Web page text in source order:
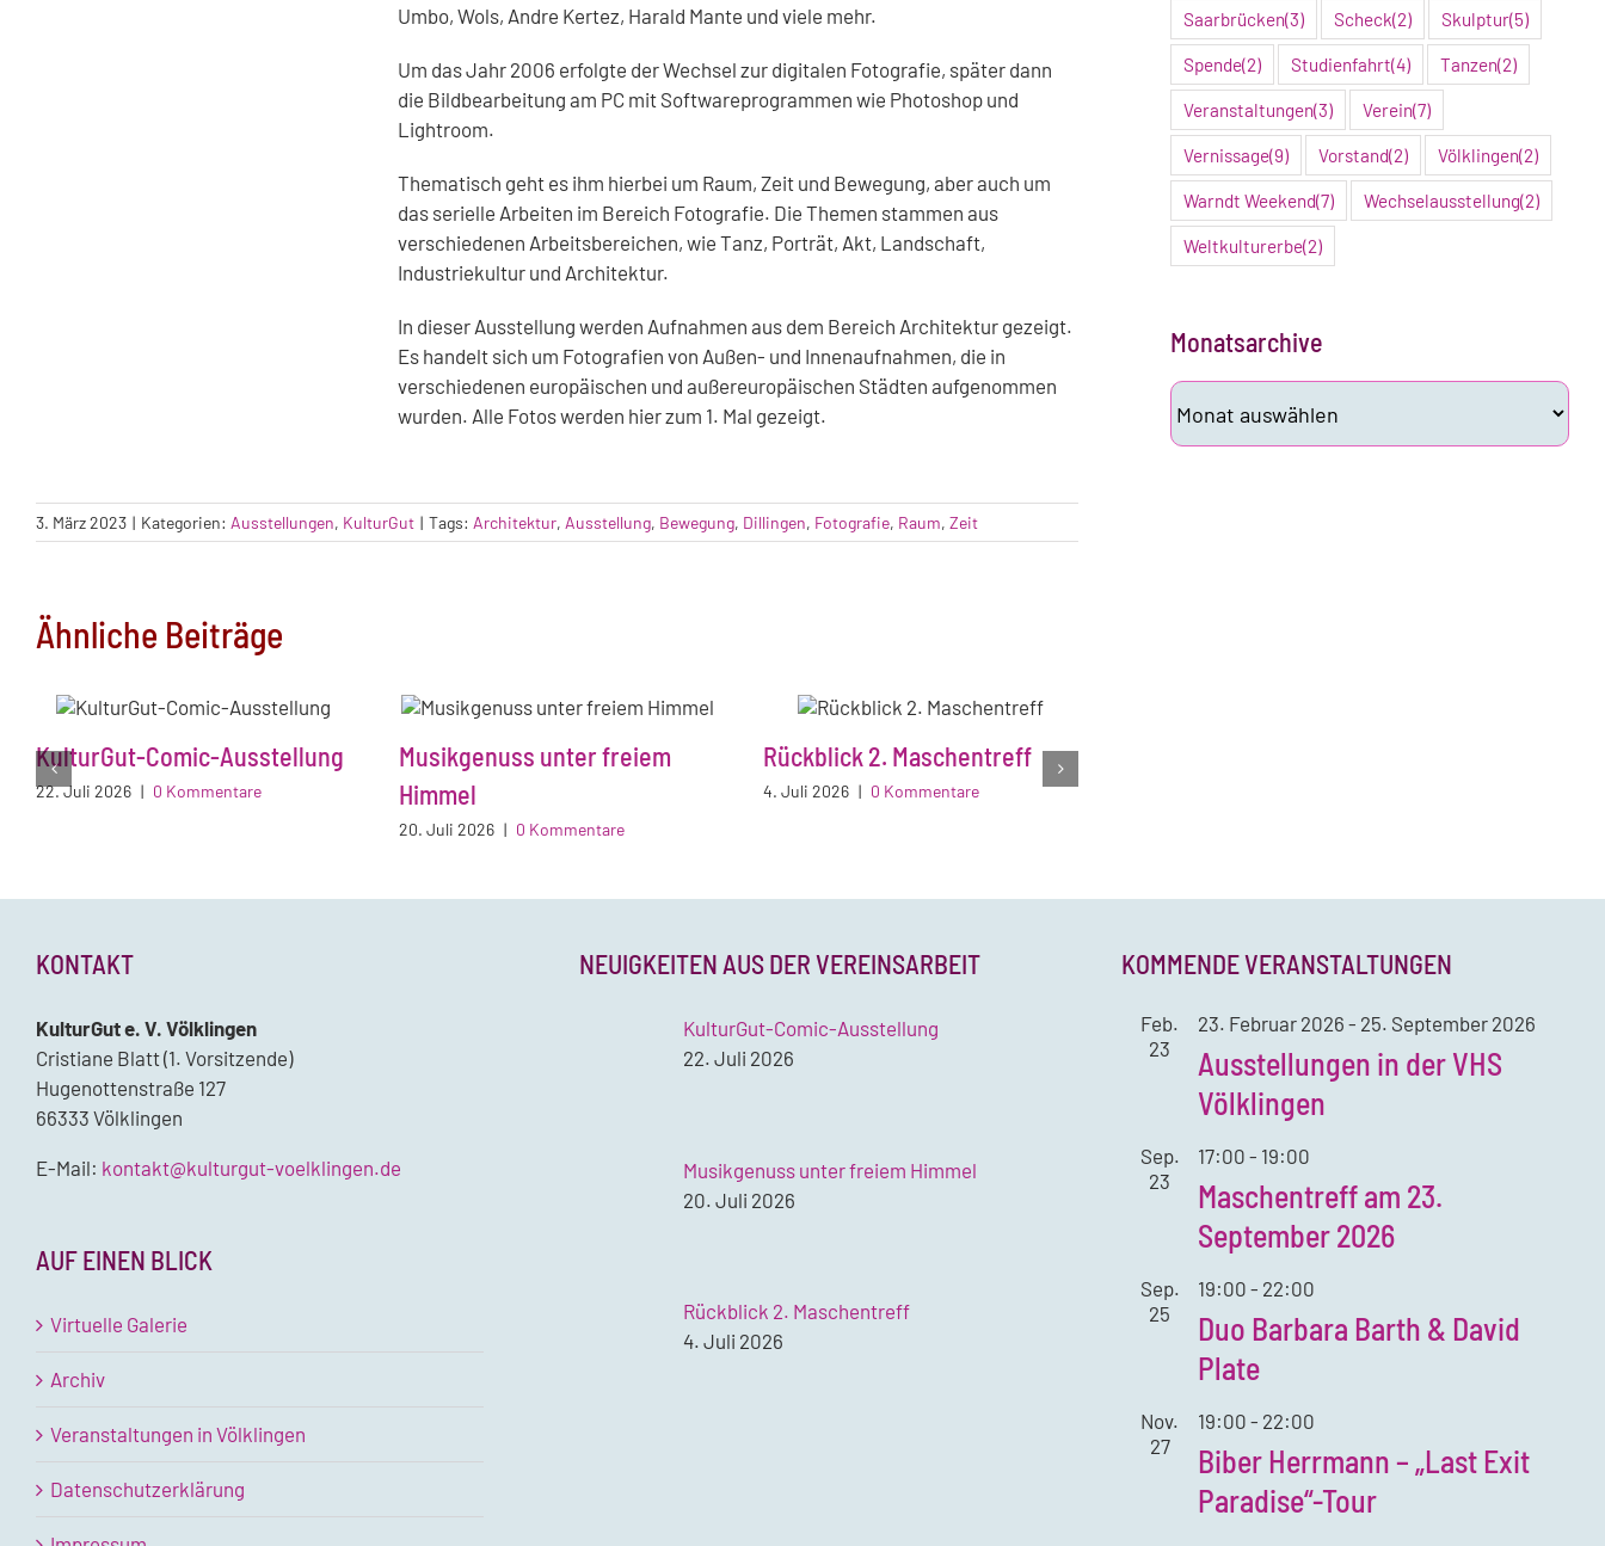
Umbo, Wols, Andre Kertez, Harald Mante und viele mehr.
Um das Jahr 2006 erfolgte der Wechsel zur digitalen Fotografie, später dann
die Bildbearbeitung am PC mit Softwareprogrammen wie Photoshop und
Lightroom.
Thematisch geht es ihm hierbei um Raum, Zeit und Bewegung, aber auch um
das serielle Arbeiten im Bereich Fotografie. Die Themen stammen aus
verschiedenen Arbeitsbereichen, wie Tanz, Porträt, Akt, Landschaft,
Industriekultur und Architektur.
In dieser Ausstellung werden Aufnahmen aus dem Bereich Architektur gezeigt.
Es handelt sich um Fotografien von Außen- und Innenaufnahmen, die in
verschiedenen europäischen und außereuropäischen Städten aufgenommen
wurden. Alle Fotos werden hier zum 1. Mal gezeigt.
3. März 2023 | Kategorien: Ausstellungen, KulturGut | Tags: Architektur, Ausstellung, Bewegung, Dillingen, Fotografie, Raum, Zeit
Ähnliche Beiträge
KulturGut-Comic-Ausstellung
22. Juli 2026 | 0 Kommentare
Musikgenuss unter freiem
Himmel
20. Juli 2026 | 0 Kommentare
Rückblick 2. Maschentreff
4. Juli 2026 | 0 Kommentare
Saarbrücken(3) Scheck(2) Skulptur(5)
Spende(2) Studienfahrt(4) Tanzen(2)
Veranstaltungen(3) Verein(7)
Vernissage(9) Vorstand(2) Völklingen(2)
Warndt Weekend(7) Wechselausstellung(2)
Weltkulturerbe(2)
Monatsarchive
Monatsarchive
KONTAKT
KulturGut e. V. Völklingen
Cristiane Blatt (1. Vorsitzende)
Hugenottenstraße 127
66333 Völklingen
E-Mail: kontakt@kulturgut-voelklingen.de
AUF EINEN BLICK
Virtuelle Galerie
Archiv
Veranstaltungen in Völklingen
Datenschutzerklärung
NEUIGKEITEN AUS DER VEREINSARBEIT
KulturGut-Comic-Ausstellung
22. Juli 2026
Musikgenuss unter freiem Himmel
20. Juli 2026
Rückblick 2. Maschentreff
4. Juli 2026
KOMMENDE VERANSTALTUNGEN
Feb.
23
23. Februar 2026 - 25. September 2026
Ausstellungen in der VHS
Völklingen
Sep.
23
17:00 - 19:00
Maschentreff am 23.
September 2026
Sep.
25
19:00 - 22:00
Duo Barbara Barth & David
Plate
Nov.
27
19:00 - 22:00
Biber Herrmann – „Last Exit
Paradise“-Tour